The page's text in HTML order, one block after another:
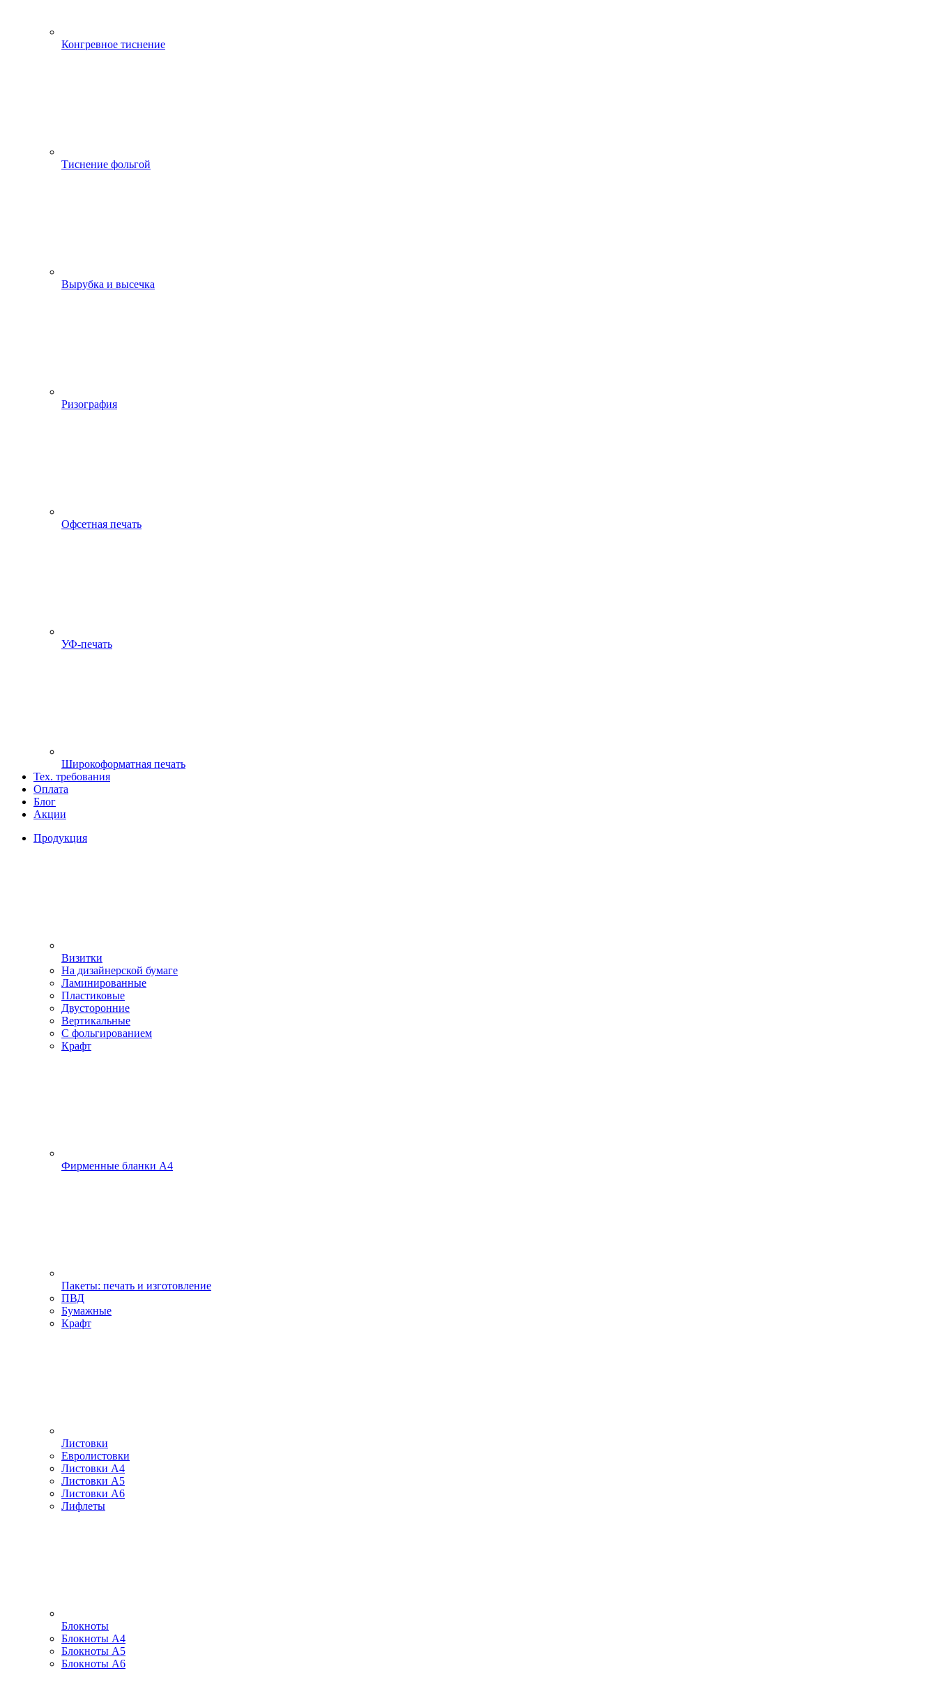
Конгревное тиснение
Тиснение фольгой
Вырубка и высечка
Ризография
Офсетная печать
УФ-печать
Широкоформатная печать
Тех. требования
Оплата
Блог
Акции
Продукция
Визитки
На дизайнерской бумаге
Ламинированные
Пластиковые
Двусторонние
Вертикальные
С фольгированием
Крафт
Фирменные бланки А4
Пакеты: печать и изготовление
ПВД
Бумажные
Крафт
Листовки
Евролистовки
Листовки А4
Листовки А5
Листовки А6
Лифлеты
Блокноты
Блокноты А4
Блокноты А5
Блокноты А6